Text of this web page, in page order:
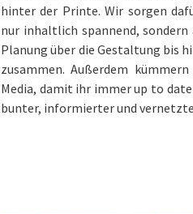
hinter der Printe. Wir sorgen
nur inhaltlich spannend,
Planung über die Gestaltung bis
zusammen. Außerdem
Media, damit ihr immer up to
bunter, informierter und